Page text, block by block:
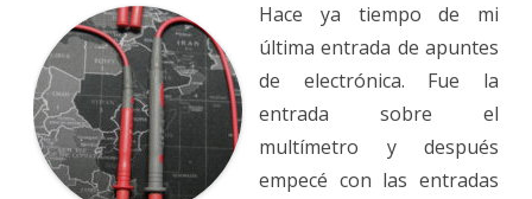
Condensador
Bobina
alterna
Hace ya tiempo de mi
última entrada de apuntes
de electrónica. Fue la
entrada sobre el
multímetro y después
empecé con las entradas